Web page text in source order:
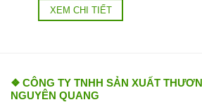
XEM CHI TIẾT
❖ CÔNG TY TNHH SẢN XUẤT
NGUYÊN QUANG